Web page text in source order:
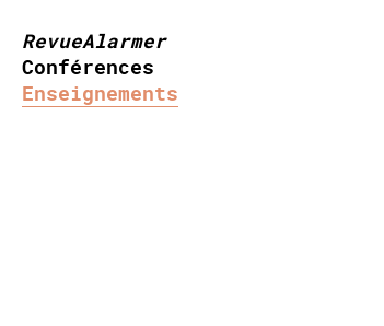
RevueAlarmer
Conférences
Enseignements